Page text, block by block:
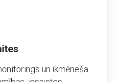
un ikmēneša